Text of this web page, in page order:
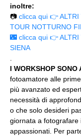
inoltre:
📷 clicca qui 👉 ALTRI
TOUR NOTTURNO
🌃 clicca qui 👉 ALTRI
SIENA
I WORKSHOP SONO
fotoamatore alle
più avanzato ed
necessità di
o che solo desideri
giornata a fotografare
appassionati. Per